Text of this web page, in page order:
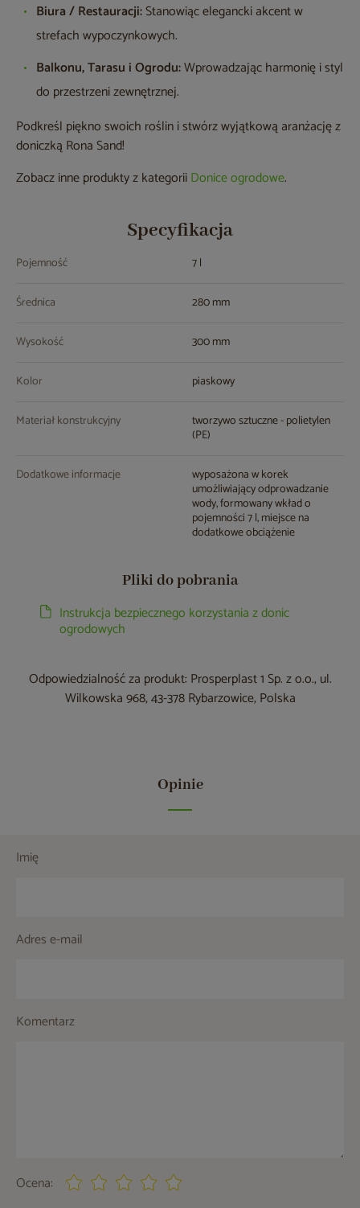
Biura / Restauracji:Stanowiąc elegancki akcent w
strefach wypoczynkowych.
Balkonu, Tarasu i Ogrodu:Wprowadzając harmonię i styl
do przestrzeni zewnętrznej.
Podkreśl piękno swoich roślin i stwórz wyjątkową aranżację z
doniczką Rona Sand!
Zobacz inne produkty z kategoriiDonice ogrodowe.
Specyfikacja
Pojemność 7 l
Średnica 280 mm
Wysokość 300 mm
Kolor piaskowy
Materiał konstrukcyjny tworzywo sztuczne - polietylen
(PE)
Dodatkowe informacje wyposażona w korek
umożliwiający odprowadzanie
wody, formowany wkład o
pojemności 7 l, miejsce na
dodatkowe obciążenie
Pliki do pobrania
Instrukcja bezpiecznego korzystania z donic
ogrodowych
Odpowiedzialność za produkt: Prosperplast 1 Sp. z o.o., ul.
Wilkowska 968, 43-378 Rybarzowice, Polska
Opinie
Imię
Adres e-mail
Komentarz
Ocena: